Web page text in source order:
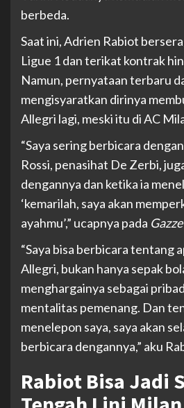
berbeda.
Saat ini, Adrien Rabiot
Ligue 1 dan terikat kontrak
Namun, pernyataan terbaru
mengisyaratkan dirinya
Allegri lagi, meski itu di AC
“Saya sering berbicara
Rossi, penasihat De Zerbi,
dengannya dan ketika ia
‘kemarilah, saya akan
ayahmu’,” ucapnya pada
“Saya bisa berbicara tentang
Allegri, bukan hanya sepak
menghargainya sebagai
mentalitas pemenang. Dan
menelepon saya, saya akan
berbicara dengannya,” aku
Rabiot Bisa Jadi